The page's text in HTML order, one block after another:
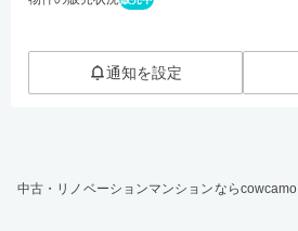
通知を設定
中古・リノベーションマンションならcowcamo